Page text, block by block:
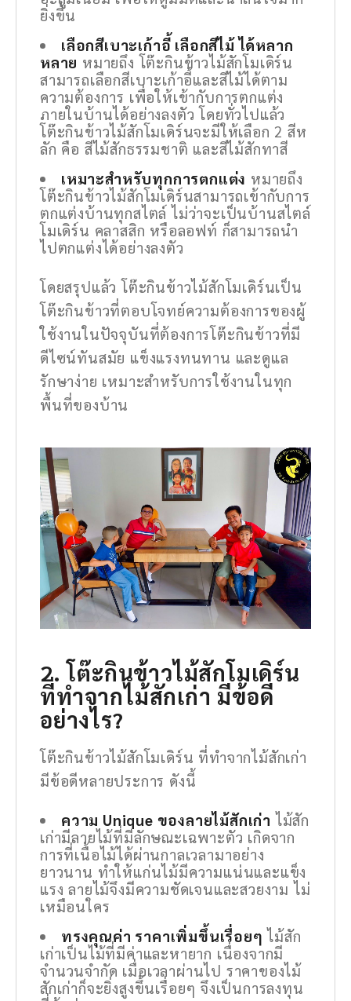
ยิ่งขึ้น
เลือกสีเบาะเก้าอี้ เลือกสีไม้ ได้หลาก
หลาย หมายถึง โต๊ะกินข้าวไม้สักโมเดิร์น
สามารถเลือกสีเบาะเก้าอี้และสีไม้ได้ตาม
ความต้องการ เพื่อให้เข้ากับการตกแต่ง
ภายในบ้านได้อย่างลงตัว โดยทั่วไปแล้ว
โต๊ะกินข้าวไม้สักโมเดิร์นจะมีให้เลือก 2 สีห
ลัก คือ สีไม้สักธรรมชาติ และสีไม้สักทาสี
เหมาะสำหรับทุกการตกแต่ง หมายถึง
โต๊ะกินข้าวไม้สักโมเดิร์นสามารถเข้ากับการ
ตกแต่งบ้านทุกสไตล์ ไม่ว่าจะเป็นบ้านสไตล์
โมเดิร์น คลาสสิก หรือลอฟท์ ก็สามารถนำ
ไปตกแต่งได้อย่างลงตัว
โดยสรุปแล้ว โต๊ะกินข้าวไม้สักโมเดิร์นเป็น
โต๊ะกินข้าวที่ตอบโจทย์ความต้องการของผู้
ใช้งานในปัจจุบันที่ต้องการโต๊ะกินข้าวที่มี
ดีไซน์ทันสมัย แข็งแรงทนทาน และดูแล
รักษาง่าย เหมาะสำหรับการใช้งานในทุก
พื้นที่ของบ้าน
2. โต๊ะกินข้าวไม้สักโมเดิร์น
ที่ทำจากไม้สักเก่า มีข้อดี
อย่างไร?
โต๊ะกินข้าวไม้สักโมเดิร์น ที่ทำจากไม้สักเก่า
มีข้อดีหลายประการ ดังนี้
ความ Unique ของลายไม้สักเก่า ไม้สัก
เก่ามีลายไม้ที่มีลักษณะเฉพาะตัว เกิดจาก
การที่เนื้อไม้ได้ผ่านกาลเวลามาอย่าง
ยาวนาน ทำให้แก่นไม้มีความแน่นและแข็ง
แรง ลายไม้จึงมีความชัดเจนและสวยงาม ไม่
เหมือนใคร
ทรงคุณค่า ราคาเพิ่มขึ้นเรื่อยๆ ไม้สัก
เก่าเป็นไม้ที่มีค่าและหายาก เนื่องจากมี
จำนวนจำกัด เมื่อเวลาผ่านไป ราคาของไม้
สักเก่าก็จะยิ่งสูงขึ้นเรื่อยๆ จึงเป็นการลงทุน